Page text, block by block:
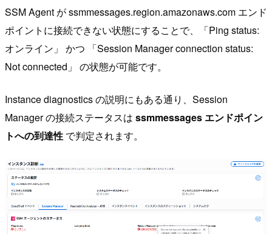
SSM Agent が ssmmessages.region.amazonaws.com エンド
ポイントに接続できない状態にすることで、「Ping status:
オンライン」 かつ 「Session Manager connection status:
Not connected」 の状態が可能です。
Instance diagnostics の説明にもある通り、Session
Manager の接続ステータスは ssmmessages エンドポイン
トへの到達性 で判定されます。